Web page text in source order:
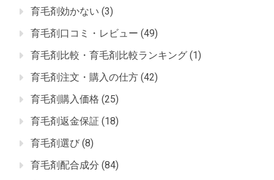
育毛剤効かない (3)
育毛剤口コミ・レビュー (49)
育毛剤比較・育毛剤比較ランキング (1)
育毛剤注文・購入の仕方 (42)
育毛剤購入価格 (25)
育毛剤返金保証 (18)
育毛剤選び (8)
育毛剤配合成分 (84)